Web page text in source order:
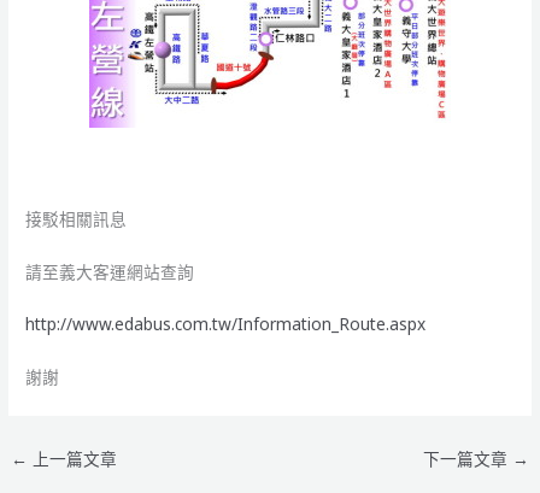
接駁相關訊息
請至義大客運網站查詢
http://www.edabus.com.tw/Information_Route.aspx
謝謝
← 上一篇文章 下一篇文章 →